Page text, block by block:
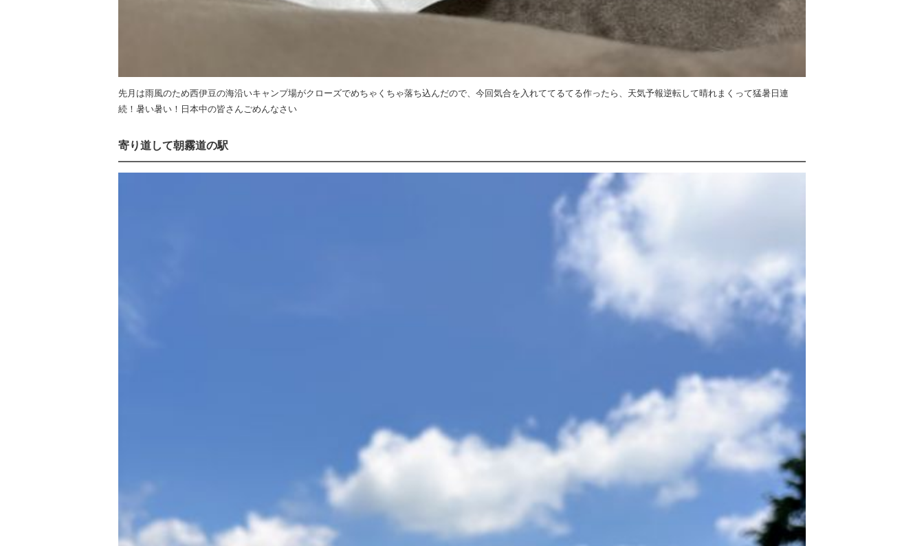
先月は雨風のため西伊豆の海沿いキャンプ場がクローズでめちゃくちゃ落ち込んだので、今回気合を入れててるてる作ったら、天気予報逆転して晴れまくって猛暑日連
続！暑い暑い！日本中の皆さんごめんなさい
寄り道して朝霧道の駅